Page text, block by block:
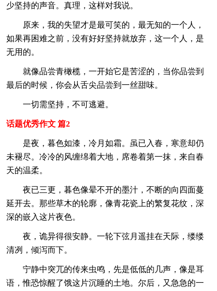
少坚持的声音。真理，这样对我说。
原来，我的失望才是最可笑的，最无知的一个人，
如果再困难之前，没有好好坚持就放弃，这一个人，是
无用的。
就像品尝青橄榄，一开始它是苦涩的，当你品尝到
最后的时候，你会从舌尖品尝到一丝甜味。
一切需坚持，不可逃避。
话题优秀作文 篇2
是夜，暮色如漆，冷月如霜。虽已入春，寒意却仍
未褪尽。冷冷的风缠绵着大地，席卷着第一抹，来自春
天的温柔。
夜已三更，暮色像晕不开的墨汁，不断的向四面蔓
延开去。那些草木的轮廓，像青花瓷上的繁复花纹，深
深的嵌入这片夜色。
夜，诡异得很安静。一轮下弦月遥挂在天际，缕缕
清冽，倾泻而下。
宁静中突兀的传来虫鸣，先是低低的几声，像是耳
语，惟恐惊醒了饿这片沉睡的土地。尔后，又急急的一